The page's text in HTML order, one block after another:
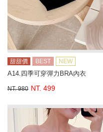
甜甜價 BEST NEW
A14.四季可穿彈力BRA內衣
NT. 980 NT. 499